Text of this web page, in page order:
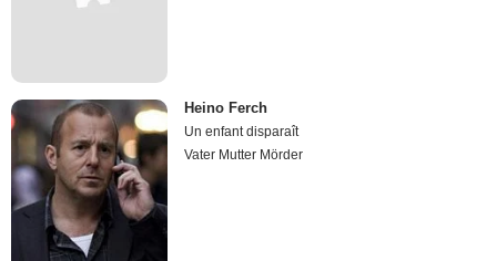
Heino Ferch
Un enfant disparaît
Vater Mutter Mörder